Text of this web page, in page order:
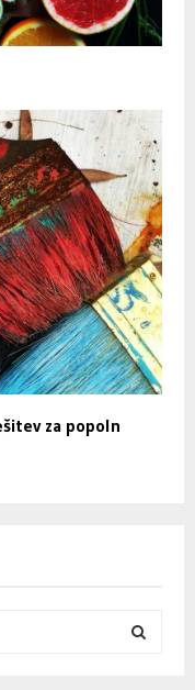
za popoln